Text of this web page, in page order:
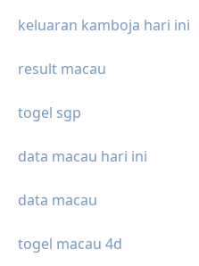
keluaran kamboja hari ini
result macau
togel sgp
data macau hari ini
data macau
togel macau 4d